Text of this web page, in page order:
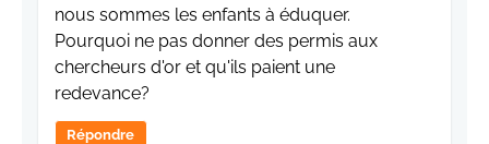
nous sommes les enfants à éduquer.
Pourquoi ne pas donner des permis aux
chercheurs d'or et qu'ils paient une
redevance?
Répondre